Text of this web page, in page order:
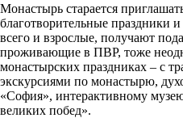
Монастырь старается
благотворительные праздники
всего и взрослые, получают
проживающие в ПВР, тоже
монастырских праздниках – с
экскурсиями по монастырю,
«София», интерактивному
великих побед».